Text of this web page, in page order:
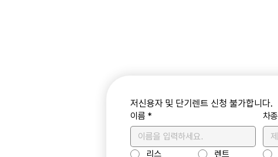
저신용자 및 단기렌트 신청 불가합니다.
이름 * 차종
리스 렌트